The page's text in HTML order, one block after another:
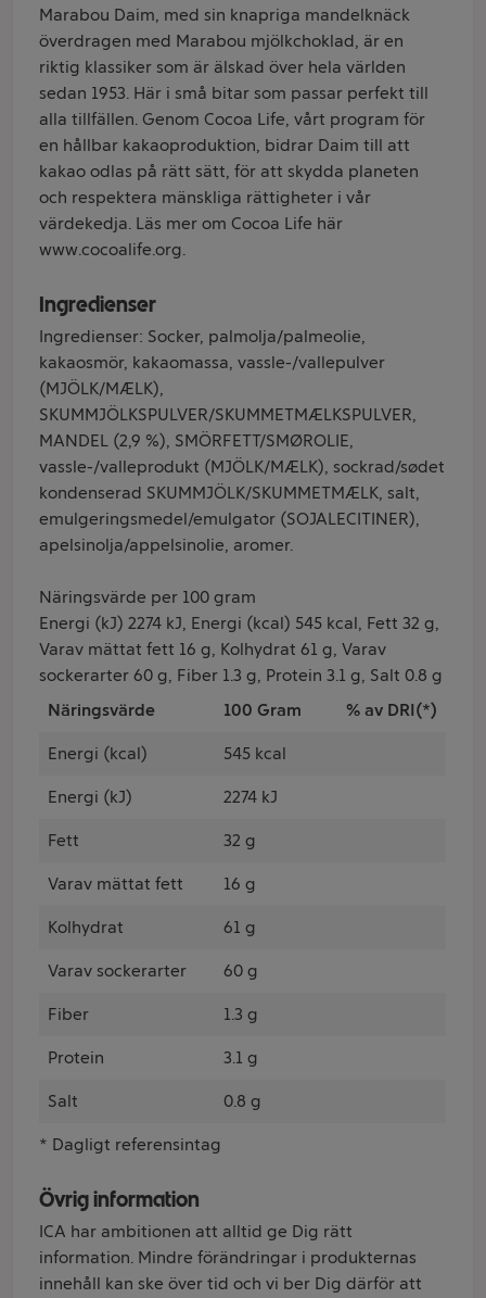
Marabou Daim, med sin knapriga mandelknäck
överdragen med Marabou mjölkchoklad, är en
riktig klassiker som är älskad över hela världen
sedan 1953. Här i små bitar som passar perfekt till
alla tillfällen. Genom Cocoa Life, vårt program för
en hållbar kakaoproduktion, bidrar Daim till att
kakao odlas på rätt sätt, för att skydda planeten
och respektera mänskliga rättigheter i vår
värdekedja. Läs mer om Cocoa Life här
www.cocoalife.org.
Ingredienser
Ingredienser: Socker, palmolja/palmeolie,
kakaosmör, kakaomassa, vassle-/vallepulver
(MJÖLK/MÆLK),
SKUMMJÖLKSPULVER/SKUMMETMÆLKSPULVER,
MANDEL (2,9 %), SMÖRFETT/SMØROLIE,
vassle-/valleprodukt (MJÖLK/MÆLK), sockrad/sødet
kondenserad SKUMMJÖLK/SKUMMETMÆLK, salt,
emulgeringsmedel/emulgator (SOJALECITINER),
apelsinolja/appelsinolie, aromer.
Näringsvärde per 100 gram
Energi (kJ) 2274 kJ, Energi (kcal) 545 kcal, Fett 32 g,
Varav mättat fett 16 g, Kolhydrat 61 g, Varav
sockerarter 60 g, Fiber 1.3 g, Protein 3.1 g, Salt 0.8 g
Näringsvärde
100 Gram % av DRI(*)
Energi (kcal) 545 kcal
Energi (kJ) 2274 kJ
Fett 32 g
Varav mättat fett 16 g
Kolhydrat 61 g
Varav sockerarter 60 g
Fiber 1.3 g
Protein 3.1 g
Salt 0.8 g
* Dagligt referensintag
Övrig information
ICA har ambitionen att alltid ge Dig rätt
information. Mindre förändringar i produkternas
innehåll kan ske över tid och vi ber Dig därför att